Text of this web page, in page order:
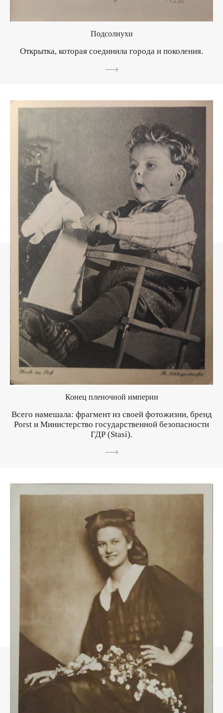
Подсолнухи
Открытка, которая соединила города и поколения.
Конец пленочной империи
Всего намешала: фрагмент из своей фотожизни, бренд
Porst и Министерство государственной безопасности
ГДР (Stasi).